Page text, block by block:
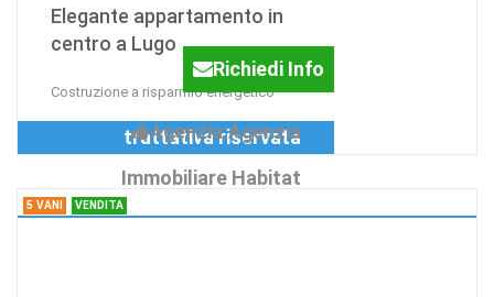
Elegante appartamento in
centro a Lugo
Costruzione a risparmio energetico
Richiedi Info
Agenzia:Agenzia
Immobiliare Habitat
trattativa riservata
5 VANI VENDITA